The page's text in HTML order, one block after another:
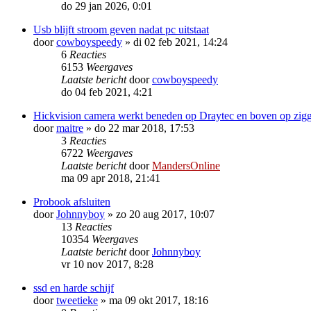
do 29 jan 2026, 0:01
Usb blijft stroom geven nadat pc uitstaat
doorcowboyspeedy » di 02 feb 2021, 14:24
6 Reacties
6153 Weergaves
Laatste berichtdoorcowboyspeedy
do 04 feb 2021, 4:21
Hickvision camera werkt beneden op Draytec en boven op
doormaitre » do 22 mar 2018, 17:53
3 Reacties
6722 Weergaves
Laatste berichtdoorMandersOnline
ma 09 apr 2018, 21:41
Probook afsluiten
doorJohnnyboy » zo 20 aug 2017, 10:07
13 Reacties
10354 Weergaves
Laatste berichtdoorJohnnyboy
vr 10 nov 2017, 8:28
ssd en harde schijf
doortweetieke » ma 09 okt 2017, 18:16